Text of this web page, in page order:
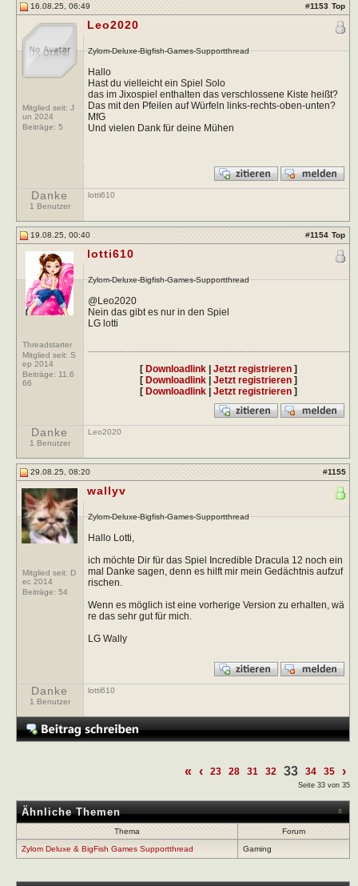
16.08.25, 06:49 #1153 Top
Mitglied seit: J
un 2024
Beiträge: 5
Leo2020
Zylom-Deluxe-Bigfish-Games-Supportthread
Hallo
Hast du vielleicht ein Spiel Solo
das im Jixospiel enthalten das verschlossene Kiste heißt?
Das mit den Pfeilen auf Würfeln links-rechts-oben-unten?
MfG
Und vielen Dank für deine Mühen
Danke
1 Benutzer
lotti610
19.08.25, 00:40 #1154 Top
Threadstarter
Mitglied seit: S
ep 2014
Beiträge: 11.6
66
lotti610
Zylom-Deluxe-Bigfish-Games-Supportthread
@Leo2020
Nein das gibt es nur in den Spiel
LG lotti
[ Downloadlink| Jetzt registrieren]
[ Downloadlink| Jetzt registrieren]
[ Downloadlink| Jetzt registrieren]
Danke
1 Benutzer
Leo2020
29.08.25, 08:20 #1155
Mitglied seit: D
ec 2014
Beiträge: 54
wallyv
Zylom-Deluxe-Bigfish-Games-Supportthread
Hallo Lotti,
ich möchte Dir für das Spiel Incredible Dracula 12 noch ein
mal Danke sagen, denn es hilft mir mein Gedächtnis aufzuf
rischen.
Wenn es möglich ist eine vorherige Version zu erhalten, wä
re das sehr gut für mich.
LG Wally
Danke
1 Benutzer
lotti610
« ‹ 23 28 31 32 33 34 35 ›
Seite 33 von 35
Ähnliche Themen
Thema
Forum
Zylom Deluxe & BigFish Games Supportthread
Gaming